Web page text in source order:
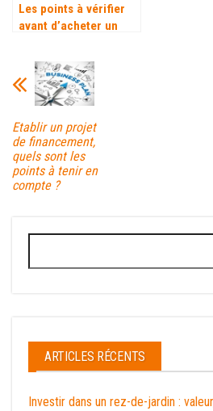
Les points à vérifier
avant d’acheter un
Etablir un projet
de financement,
quels sont les
points à tenir en
compte ?
ARTICLES RÉCENTS
Investir dans un rez-de-jardin :